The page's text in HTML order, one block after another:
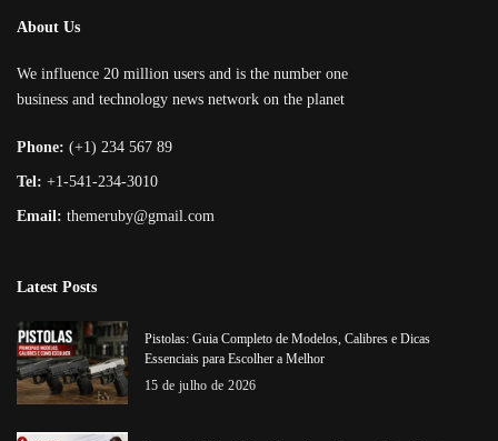
About Us
We influence 20 million users and is the number one
business and technology news network on the planet
Phone: (+1) 234 567 89
Tel: +1-541-234-3010
Email: themeruby@gmail.com
Latest Posts
Pistolas: Guia Completo de Modelos, Calibres e Dicas
Essenciais para Escolher a Melhor
15 de julho de 2026